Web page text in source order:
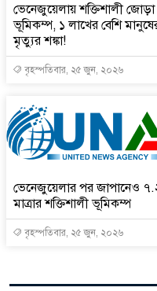
ভেনেজুয়েলায় শক্তিশালী জোড়া
ভূমিকম্প, ১ লাখের বেশি
মৃত্যুর শঙ্কা!
বৃহস্পতিবার, ২৫ জুন, ২০২৬
ভেনেজুয়েলার পর জাপানেও
মাত্রার শক্তিশালী ভূমিকম্প
বৃহস্পতিবার, ২৫ জুন, ২০২৬